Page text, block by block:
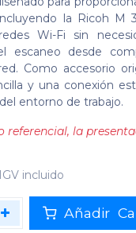
la Ricoh M
Wi-Fi sin
escaneo desde
Como accesorio
y una conexión
entorno de trabajo.
referencial, la
IGV incluido
Añadir